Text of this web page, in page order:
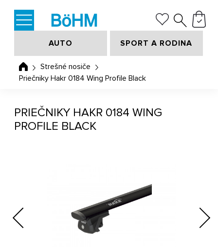
AUTO SPORT A RODINA
Strešné nosiče
Priečniky Hakr 0184 Wing Profile Black
Previous Next
PRIEČNIKY HAKR 0184 WING
PROFILE BLACK